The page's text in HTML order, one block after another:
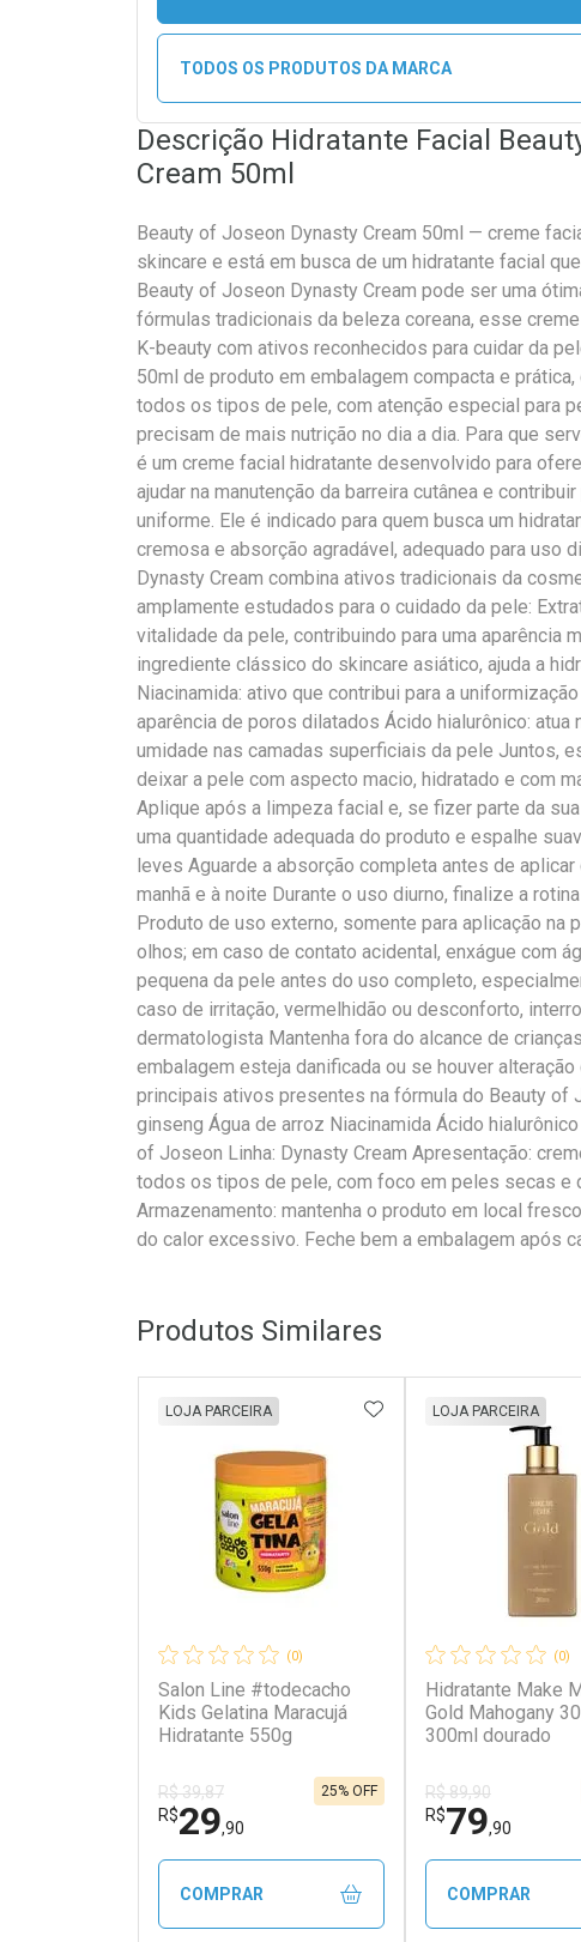
TODOS OS PRODUTOS DA MARCA
Descrição Hidratante Facial
Cream 50ml
Beauty of Joseon Dynasty Cream 50ml — creme
skincare e está em busca de um hidratante facial
Beauty of Joseon Dynasty Cream pode ser uma
fórmulas tradicionais da beleza coreana, esse
K-beauty com ativos reconhecidos para cuidar da
50ml de produto em embalagem compacta e
todos os tipos de pele, com atenção especial para
precisam de mais nutrição no dia a dia. Para que
é um creme facial hidratante desenvolvido para
ajudar na manutenção da barreira cutânea e
uniforme. Ele é indicado para quem busca um
cremosa e absorção agradável, adequado para uso
Dynasty Cream combina ativos tradicionais da
amplamente estudados para o cuidado da pele:
vitalidade da pele, contribuindo para uma aparência
ingrediente clássico do skincare asiático, ajuda a
Niacinamida: ativo que contribui para a
aparência de poros dilatados Ácido hialurônico: atua
umidade nas camadas superficiais da pele Juntos,
deixar a pele com aspecto macio, hidratado e com
Aplique após a limpeza facial e, se fizer parte da
uma quantidade adequada do produto e espalhe
leves Aguarde a absorção completa antes de
manhã e à noite Durante o uso diurno, finalize a
Produto de uso externo, somente para aplicação na
olhos; em caso de contato acidental, enxágue com
pequena da pele antes do uso completo,
caso de irritação, vermelhidão ou desconforto,
dermatologista Mantenha fora do alcance de
embalagem esteja danificada ou se houver
principais ativos presentes na fórmula do Beauty of
ginseng Água de arroz Niacinamida Ácido
of Joseon Linha: Dynasty Cream Apresentação:
todos os tipos de pele, com foco em peles secas e
Armazenamento: mantenha o produto em local
do calor excessivo. Feche bem a embalagem após
Produtos Similares
(0)
Salon Line #todecacho
Kids Gelatina Maracujá
Hidratante 550g
LOJA PARCEIRA
R$ 39,87
R$29,90
25% OFF
ADICIONAR AOS
COMPRAR
(0)
Hidratante Make
Gold Mahogany
300ml dourado
LOJA PARCEIRA
R$ 89,90
R$79,90
COMPRAR